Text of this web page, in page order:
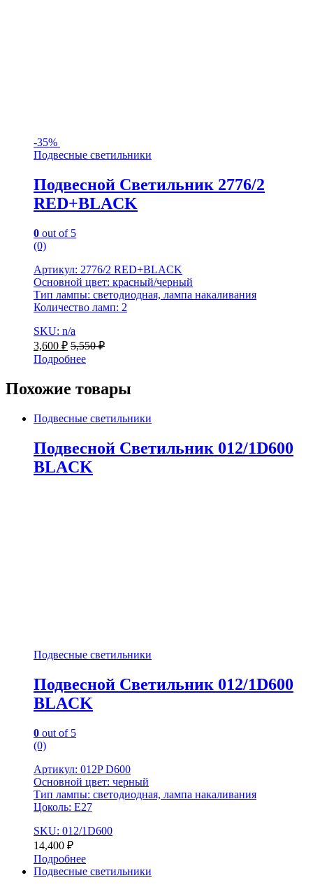
-35%
Подвесные светильники
Подвесной Светильник 2776/2
RED+BLACK
0 out of 5
(0)
Артикул: 2776/2 RED+BLACK
Основной цвет: красный/черный
Тип лампы: светодиодная, лампа накаливания
Количество ламп: 2
SKU: n/a
3,600 ₽ 5,550₽
Подробнее
Похожие товары
Подвесные светильники
Подвесной Светильник 012/1D600
BLACK
Подвесные светильники
Подвесной Светильник 012/1D600
BLACK
0 out of 5
(0)
Артикул: 012P D600
Основной цвет: черный
Тип лампы: светодиодная, лампа накаливания
Цоколь: E27
SKU: 012/1D600
14,400 ₽
Подробнее
Подвесные светильники